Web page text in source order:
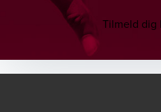
Tilmeld dig